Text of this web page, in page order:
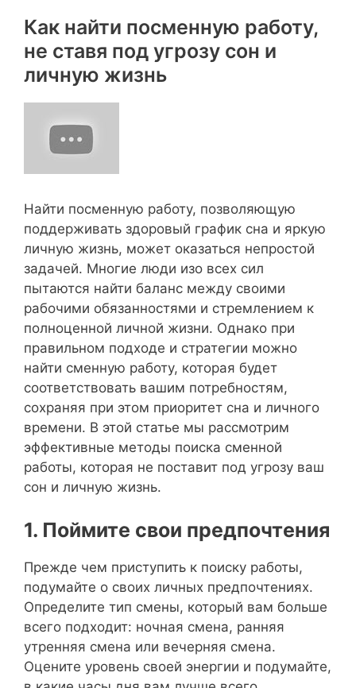
Как найти посменную работу,
не ставя под угрозу сон и
личную жизнь
Найти посменную работу, позволяющую
поддерживать здоровый график сна и яркую
личную жизнь, может оказаться непростой
задачей. Многие люди изо всех сил
пытаются найти баланс между своими
рабочими обязанностями и стремлением к
полноценной личной жизни. Однако при
правильном подходе и стратегии можно
найти сменную работу, которая будет
соответствовать вашим потребностям,
сохраняя при этом приоритет сна и личного
времени. В этой статье мы рассмотрим
эффективные методы поиска сменной
работы, которая не поставит под угрозу ваш
сон и личную жизнь.
1. Поймите свои предпочтения
Прежде чем приступить к поиску работы,
подумайте о своих личных предпочтениях.
Определите тип смены, который вам больше
всего подходит: ночная смена, ранняя
утренняя смена или вечерняя смена.
Оцените уровень своей энергии и подумайте,